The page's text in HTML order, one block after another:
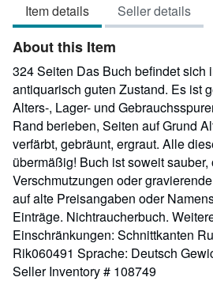
out
of
5
stars
Item details Seller details
About this Item
324 Seiten Das Buch befindet sich
antiquarisch guten Zustand. Es ist
Alters-, Lager- und
Rand berieben, Seiten auf Grund
verfärbt, gebräunt, ergraut. Alle
übermäßig! Buch ist soweit
Verschmutzungen oder
auf alte Preisangaben oder
Einträge. Nichtraucherbuch.
Einschränkungen: Schnittkanten
Rik060491 Sprache: Deutsch
Seller Inventory # 108749